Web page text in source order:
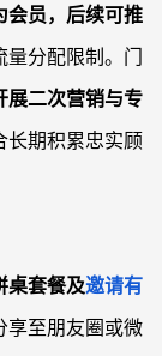
会员，后续可推
量分配限制。门
展二次营销与专
长期积累忠实顾
桌套餐及邀请有
享至朋友圈或微